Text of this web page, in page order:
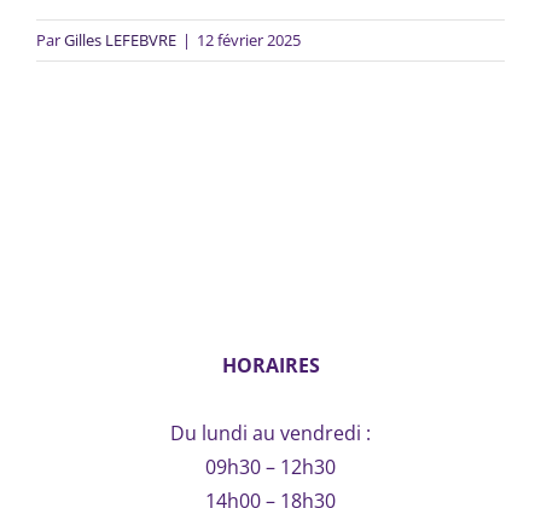
ParGilles LEFEBVRE | 12 février 2025
HORAIRES
Du lundi au vendredi :
09h30 – 12h30
14h00 – 18h30